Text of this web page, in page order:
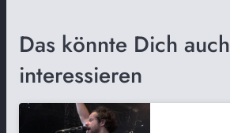
Das könnte Dich auch
interessieren